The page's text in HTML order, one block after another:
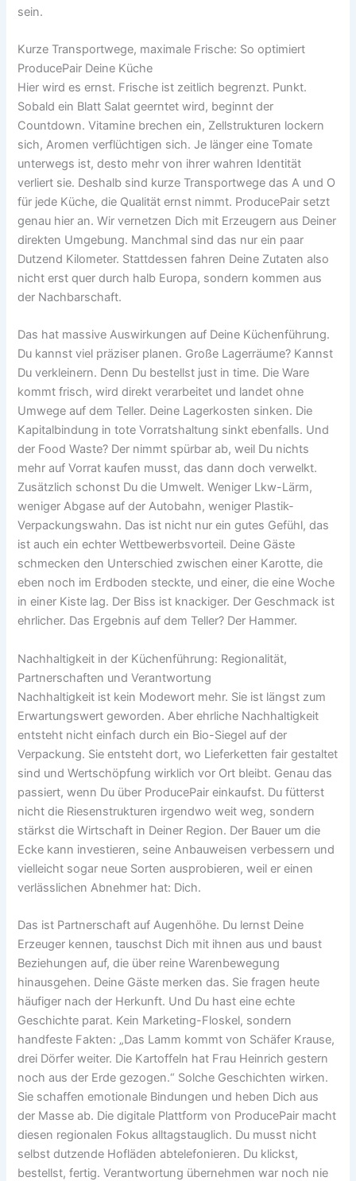
sein.
Kurze Transportwege, maximale Frische: So optimiert
ProducePair Deine Küche
Hier wird es ernst. Frische ist zeitlich begrenzt. Punkt.
Sobald ein Blatt Salat geerntet wird, beginnt der
Countdown. Vitamine brechen ein, Zellstrukturen lockern
sich, Aromen verflüchtigen sich. Je länger eine Tomate
unterwegs ist, desto mehr von ihrer wahren Identität
verliert sie. Deshalb sind kurze Transportwege das A und O
für jede Küche, die Qualität ernst nimmt. ProducePair setzt
genau hier an. Wir vernetzen Dich mit Erzeugern aus Deiner
direkten Umgebung. Manchmal sind das nur ein paar
Dutzend Kilometer. Stattdessen fahren Deine Zutaten also
nicht erst quer durch halb Europa, sondern kommen aus
der Nachbarschaft.
Das hat massive Auswirkungen auf Deine Küchenführung.
Du kannst viel präziser planen. Große Lagerräume? Kannst
Du verkleinern. Denn Du bestellst just in time. Die Ware
kommt frisch, wird direkt verarbeitet und landet ohne
Umwege auf dem Teller. Deine Lagerkosten sinken. Die
Kapitalbindung in tote Vorratshaltung sinkt ebenfalls. Und
der Food Waste? Der nimmt spürbar ab, weil Du nichts
mehr auf Vorrat kaufen musst, das dann doch verwelkt.
Zusätzlich schonst Du die Umwelt. Weniger Lkw-Lärm,
weniger Abgase auf der Autobahn, weniger Plastik-
Verpackungswahn. Das ist nicht nur ein gutes Gefühl, das
ist auch ein echter Wettbewerbsvorteil. Deine Gäste
schmecken den Unterschied zwischen einer Karotte, die
eben noch im Erdboden steckte, und einer, die eine Woche
in einer Kiste lag. Der Biss ist knackiger. Der Geschmack ist
ehrlicher. Das Ergebnis auf dem Teller? Der Hammer.
Nachhaltigkeit in der Küchenführung: Regionalität,
Partnerschaften und Verantwortung
Nachhaltigkeit ist kein Modewort mehr. Sie ist längst zum
Erwartungswert geworden. Aber ehrliche Nachhaltigkeit
entsteht nicht einfach durch ein Bio-Siegel auf der
Verpackung. Sie entsteht dort, wo Lieferketten fair gestaltet
sind und Wertschöpfung wirklich vor Ort bleibt. Genau das
passiert, wenn Du über ProducePair einkaufst. Du fütterst
nicht die Riesenstrukturen irgendwo weit weg, sondern
stärkst die Wirtschaft in Deiner Region. Der Bauer um die
Ecke kann investieren, seine Anbauweisen verbessern und
vielleicht sogar neue Sorten ausprobieren, weil er einen
verlässlichen Abnehmer hat: Dich.
Das ist Partnerschaft auf Augenhöhe. Du lernst Deine
Erzeuger kennen, tauschst Dich mit ihnen aus und baust
Beziehungen auf, die über reine Warenbewegung
hinausgehen. Deine Gäste merken das. Sie fragen heute
häufiger nach der Herkunft. Und Du hast eine echte
Geschichte parat. Kein Marketing-Floskel, sondern
handfeste Fakten: „Das Lamm kommt von Schäfer Krause,
drei Dörfer weiter. Die Kartoffeln hat Frau Heinrich gestern
noch aus der Erde gezogen.“ Solche Geschichten wirken.
Sie schaffen emotionale Bindungen und heben Dich aus
der Masse ab. Die digitale Plattform von ProducePair macht
diesen regionalen Fokus alltagstauglich. Du musst nicht
selbst dutzende Hofläden abtelefonieren. Du klickst,
bestellst, fertig. Verantwortung übernehmen war noch nie